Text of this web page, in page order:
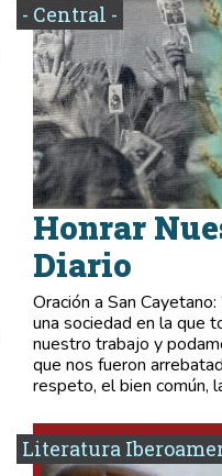
- Central -
Honrar
Diario
Oración a San
una sociedad en la que
nuestro trabajo y
que nos fueron
respeto, el bien común,
Literatura